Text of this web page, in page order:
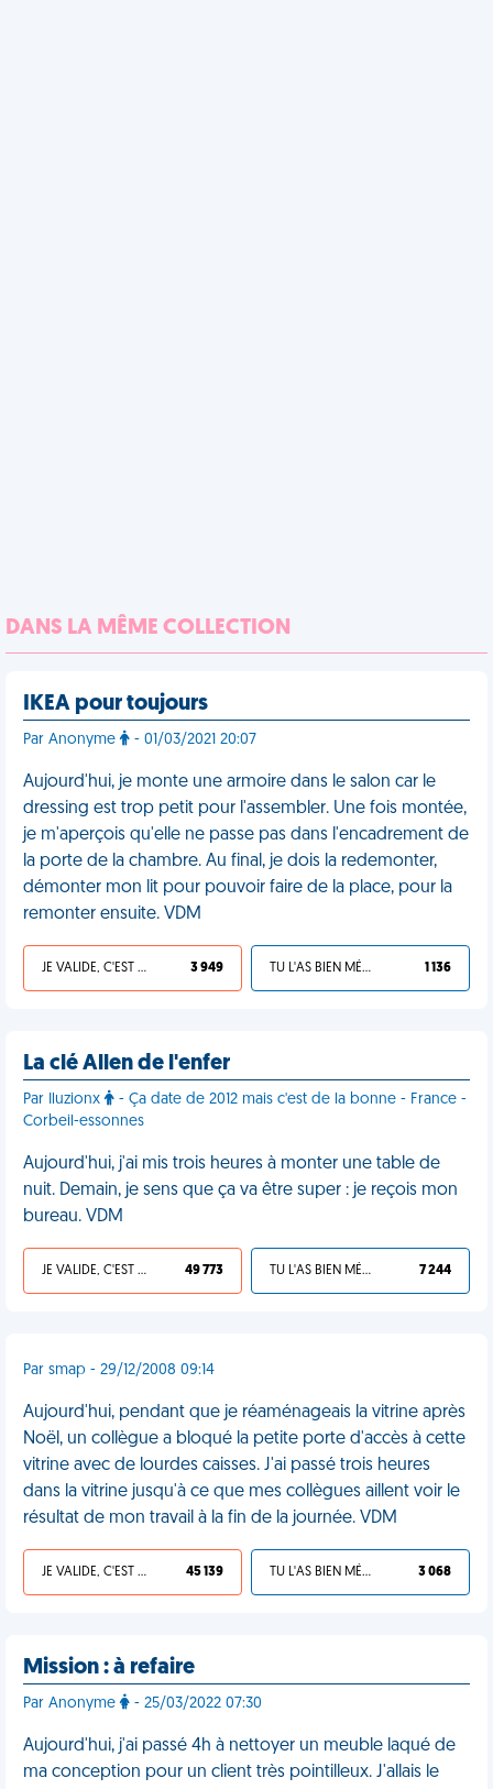
DANS LA MÊME COLLECTION
IKEA pour toujours
Par Anonyme - 01/03/2021 20:07
Aujourd'hui, je monte une armoire dans le salon car le
dressing est trop petit pour l'assembler. Une fois montée,
je m'aperçois qu'elle ne passe pas dans l'encadrement de
la porte de la chambre. Au final, je dois la redemonter,
démonter mon lit pour pouvoir faire de la place, pour la
remonter ensuite. VDM
JE VALIDE, C'EST UNE VDM 3 949 TU L'AS BIEN MÉRITÉ 1 136
La clé Allen de l'enfer
Par Iluzionx
- Ça date de 2012 mais c'est de la bonne - France -
Corbeil-essonnes
Aujourd'hui, j'ai mis trois heures à monter une table de
nuit. Demain, je sens que ça va être super : je reçois mon
bureau. VDM
JE VALIDE, C'EST UNE VDM 49 773 TU L'AS BIEN MÉRITÉ 7 244
Par smap - 29/12/2008 09:14
Aujourd'hui, pendant que je réaménageais la vitrine après
Noël, un collègue a bloqué la petite porte d'accès à cette
vitrine avec de lourdes caisses. J'ai passé trois heures
dans la vitrine jusqu'à ce que mes collègues aillent voir le
résultat de mon travail à la fin de la journée. VDM
JE VALIDE, C'EST UNE VDM 45 139 TU L'AS BIEN MÉRITÉ 3 068
Mission : à refaire
Par Anonyme - 25/03/2022 07:30
Aujourd'hui, j'ai passé 4h à nettoyer un meuble laqué de
ma conception pour un client très pointilleux. J'allais le